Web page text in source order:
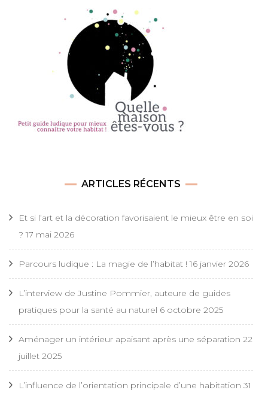
ARTICLES RÉCENTS
Et si l’art et la décoration favorisaient le mieux être en soi
? 17 mai 2026
Parcours ludique : La magie de l’habitat ! 16 janvier 2026
L’interview de Justine Pommier, auteure de guides
pratiques pour la santé au naturel 6 octobre 2025
Aménager un intérieur apaisant après une séparation 22
juillet 2025
L’influence de l’orientation principale d’une habitation 31